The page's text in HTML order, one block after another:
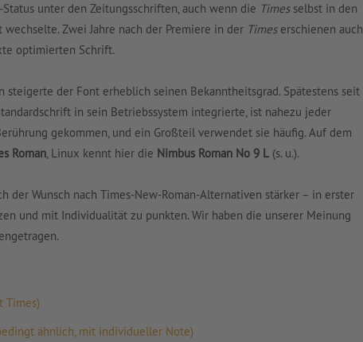
unter den Zeitungsschriften, auch wenn die Timesselbst in den
Zwei Jahre nach der Premiere in der Timeserschienen auch
optimierten Schrift.
der Font erheblich seinen Bekanntheitsgrad. Spätestens seit
in sein Betriebssystem integrierte, ist nahezu jeder
gekommen, und ein Großteil verwendet sie häufig. Auf dem
Roman, Linux kennt hier die Nimbus Roman No 9 L (s. u.).
der Wunsch nach Times-New-Roman-Alternativen stärker – in erster
und mit Individualität zu punkten. Wir haben die unserer Meinung
Times)
ähnlich, mit individueller Note)